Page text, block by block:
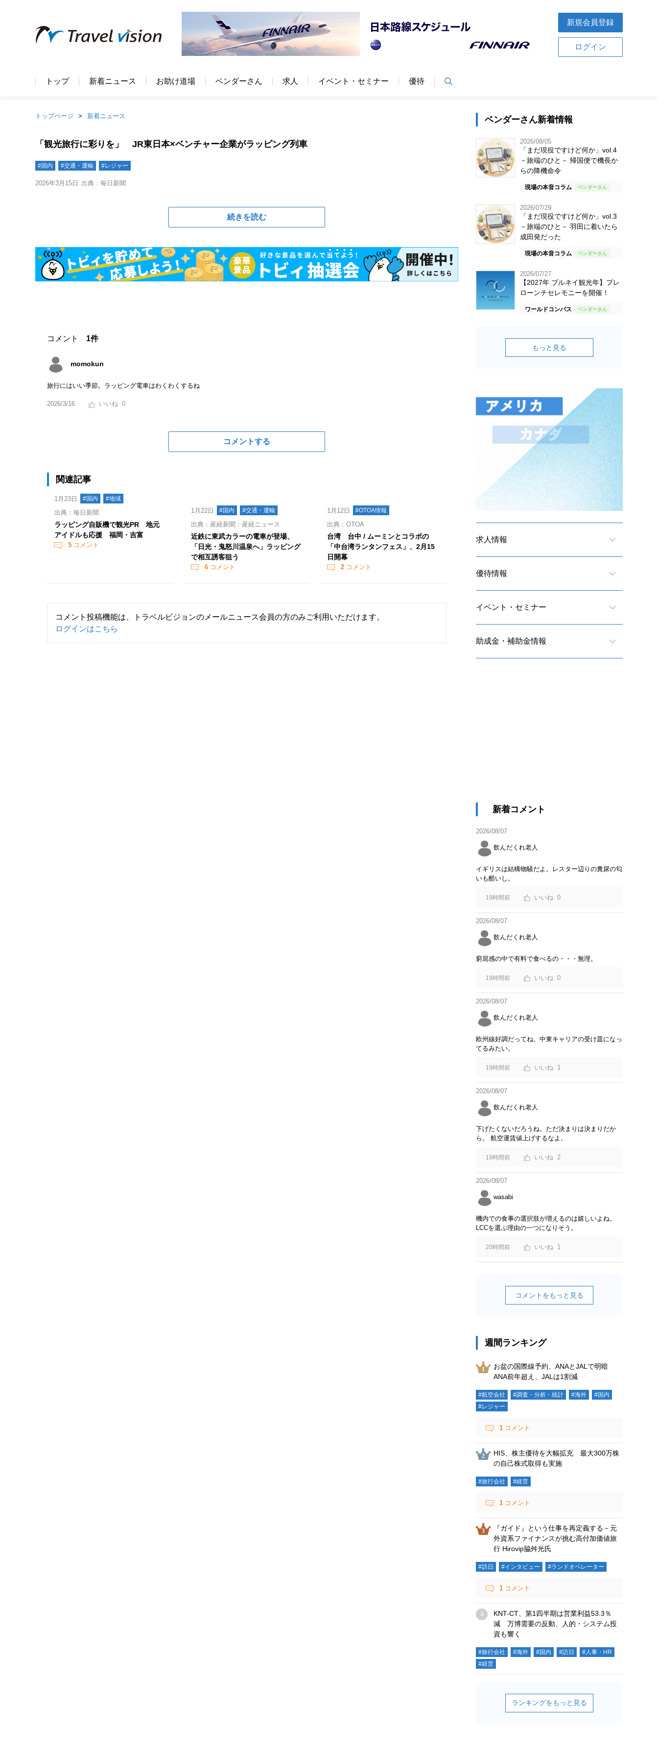
新規会員登録
ログイン
トップ 新着ニュース お助け道場 ベンダーさん 求人 イベント・セミナー 優待
トップページ 新着ニュース
「観光旅行に彩りを」 JR東日本×ベンチャー企業がラッピング列車
#国内 #交通・運輸 #レジャー
2026年3月15日 出典：毎日新聞
続きを読む
コメント 1件
momokun
旅行にはいい季節。ラッピング電車はわくわくするね
2026/3/16 0
コメントする
関連記事
1月23日 #国内 #地域
出典：毎日新聞
ラッピング自販機で観光PR 地元
アイドルも応援 福岡・吉富
5 コメント
1月22日 #国内 #交通・運輸
出典：産経新聞：産経ニュース
近鉄に東武カラーの電車が登場、
「日光・鬼怒川温泉へ」ラッピング
で相互誘客狙う
6コメント
1月12日 #OTOA情報
出典：OTOA
台湾 台中 / ムーミンとコラボの
「中台湾ランタンフェス」、2月15
日開幕
2 コメント
コメント投稿機能は、トラベルビジョンのメールニュース会員の方のみご利用いただけます。
ログインはこちら
ベンダーさん新着情報
2026/08/05
「まだ現役ですけど何か」vol.4
－旅端のひと－ 帰国便で機長か
らの降機命令
現場の本音コラム
2026/07/29
「まだ現役ですけど何か」vol.3
－旅端のひと－ 羽田に着いたら
成田発だった
現場の本音コラム
2026/07/27
【2027年 ブルネイ観光年】プレ
ローンチセレモニーを開催！
ワールドコンパス
もっと見る
求人情報
優待情報
イベント・セミナー
助成金・補助金情報
新着コメント
2026/08/07
飲んだくれ老人
イギリスは結構物騒だよ。レスター辺りの糞尿の匂
いも酷いし。
19時間前 0
2026/08/07
飲んだくれ老人
窮屈感の中で有料で食べるの・・・無理。
19時間前 0
2026/08/07
飲んだくれ老人
欧州線好調だってね。中東キャリアの受け皿になっ
てるみたい。
19時間前 1
2026/08/07
飲んだくれ老人
下げたくないだろうね。ただ決まりは決まりだか
ら。 航空運賃値上げするなよ。
19時間前 2
2026/08/07
wasabi
機内での食事の選択肢が増えるのは嬉しいよね。
LCCを選ぶ理由の一つになりそう。
20時間前 1
コメントをもっと見る
週間ランキング
お盆の国際線予約、ANAとJALで明暗
ANA前年超え、JALは1割減
#航空会社 #調査・分析・統計 #海外
#国内
#レジャー
1 コメント
HIS、株主優待を大幅拡充 最大300万株
の自己株式取得も実施
#旅行会社 #経営
1 コメント
『ガイド』という仕事を再定義する－元
外資系ファイナンスが挑む高付加価値旅
行 Hirovip脇舛光氏
#訪日 #インタビュー #ランドオペレーター
1 コメント
KNT-CT、第1四半期は営業利益53.3％
減 万博需要の反動、人的・システム投
資も響く
#旅行会社 #海外 #国内 #訪日
#人事・HR
#経営